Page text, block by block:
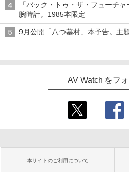
「バック・トゥ・ザ・フューチ
腕時計。1985本限定
9月公開「八つ墓村」本予告。主
AV Watch をフ
本サイトのご利用について